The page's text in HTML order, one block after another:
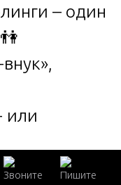
– один
или
(более